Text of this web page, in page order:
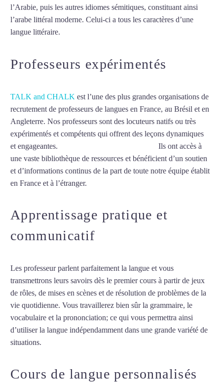
l’Arabie, puis les autres idiomes sémitiques, constituant ainsi
l’arabe littéral moderne. Celui-ci a tous les caractères d’une
langue littéraire.
Professeurs expérimentés
TALK and CHALK est l’une des plus grandes organisations de
recrutement de professeurs de langues en France, au Brésil et en
Angleterre. Nos professeurs sont des locuteurs natifs ou très
expérimentés et compétents qui offrent des leçons dynamiques
et engageantes.
Ils ont accès à
une vaste bibliothèque de ressources et bénéficient d’un soutien
et d’informations continus de la part de toute notre équipe établit
en France et à l’étranger.
Apprentissage pratique et
communicatif
Les professeur parlent parfaitement la langue et vous
transmettrons leurs savoirs dès le premier cours à partir de jeux
de rôles, de mises en scènes et de résolution de problèmes de la
vie quotidienne. Vous travaillerez bien sûr la grammaire, le
vocabulaire et la prononciation; ce qui vous permettra ainsi
d’utiliser la langue indépendamment dans une grande variété de
situations.
Cours de langue personnalisés